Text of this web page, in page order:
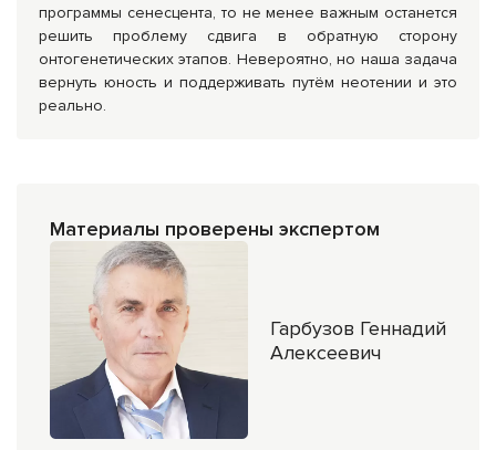
программы сенесцента, то не менее важным останется
решить проблему сдвига в обратную сторону
онтогенетических этапов. Невероятно, но наша задача
вернуть юность и поддерживать путём неотении и это
реально.
Материалы проверены экспертом
Гарбузов Геннадий
Алексеевич